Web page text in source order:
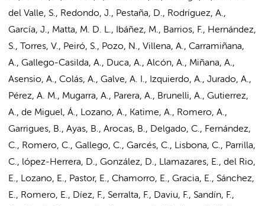
del Valle, S., Redondo, J., Pestaña, D., Rodríguez, A.,
García, J., Matta, M. D. L., Ibáñez, M., Barrios, F., Hernández,
S., Torres, V., Peiró, S., Pozo, N., Villena, A., Carramiñana,
A., Gallego-Casilda, A., Duca, A., Alcón, A., Miñana, A.,
Asensio, A., Colás, A., Galve, A. I., Izquierdo, A., Jurado, A.,
Pérez, A. M., Mugarra, A., Parera, A., Brunelli, A., Gutierrez,
A., de Miguel, Á., Lozano, A., Katime, A., Romero, A.,
Garrigues, B., Ayas, B., Arocas, B., Delgado, C., Fernández,
C., Romero, C., Gallego, C., Garcés, C., Lisbona, C., Parrilla,
C., lópez-Herrera, D., González, D., Llamazares, E., del Rio,
E., Lozano, E., Pastor, E., Chamorro, E., Gracia, E., Sánchez,
E., Romero, E., Díez, F., Serralta, F., Daviu, F., Sandín, F.,